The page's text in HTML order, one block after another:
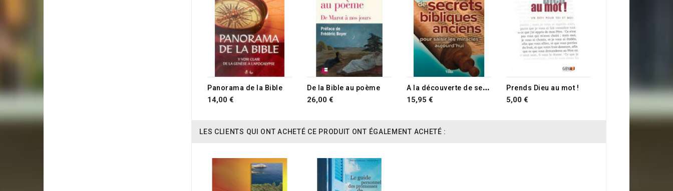
Panorama de la Bible
14,00 €
De la Bible au poème
26,00 €
A
la découverte de secrets bibliques anciens
15,95 €
Prends Dieu au mot !
5,00 €
LES CLIENTS QUI ONT ACHETÉ CE PRODUIT ONT ÉGALEMENT ACHETÉ :